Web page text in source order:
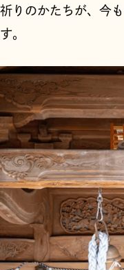
祈りのかたちが、今
す。